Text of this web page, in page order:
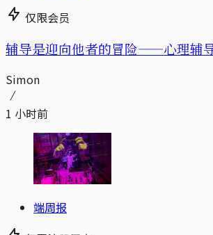
仅限会员
辅导是迎向他者的冒险——心理辅
Simon
1 小时前
端周报